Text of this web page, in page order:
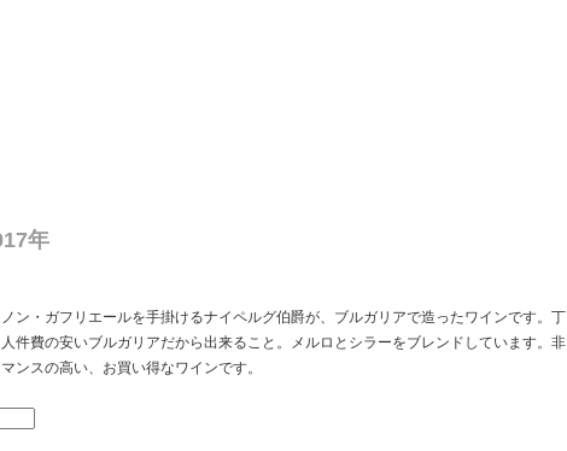
年
ン・ガフリエールを手掛けるナイペルグ伯爵が、ブルガリアで造ったワインです。丁
件費の安いブルガリアだから出来ること。メルロとシラーをブレンドしています。非
ンスの高い、お買い得なワインです。